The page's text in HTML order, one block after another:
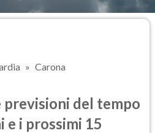
Carona
previsioni del tempo
e i prossimi 15